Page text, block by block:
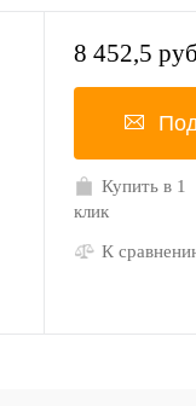
8 452,5
Купить в 1
клик
К